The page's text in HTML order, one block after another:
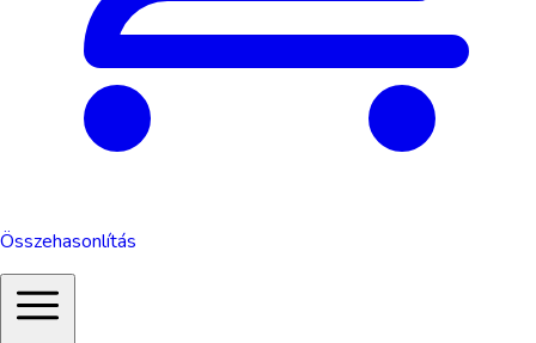
Összehasonlítás